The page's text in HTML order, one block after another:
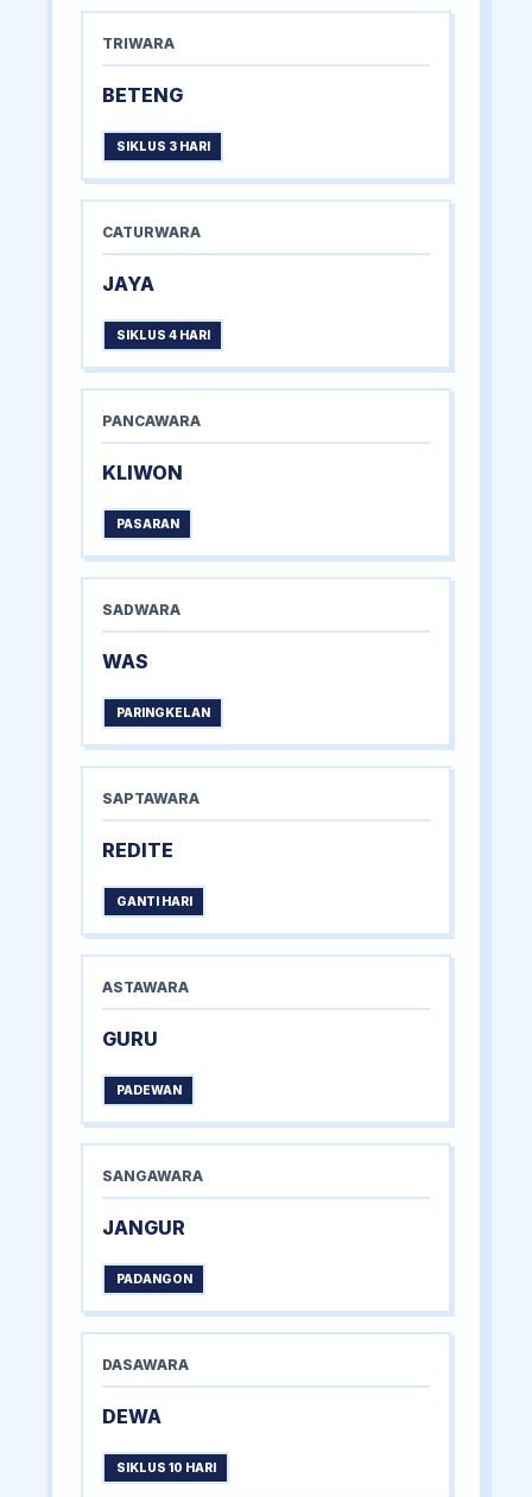
TRIWARA
BETENG
SIKLUS 3 HARI
CATURWARA
JAYA
SIKLUS 4 HARI
PANCAWARA
KLIWON
PASARAN
SADWARA
WAS
PARINGKELAN
SAPTAWARA
REDITE
GANTI HARI
ASTAWARA
GURU
PADEWAN
SANGAWARA
JANGUR
PADANGON
DASAWARA
DEWA
SIKLUS 10 HARI